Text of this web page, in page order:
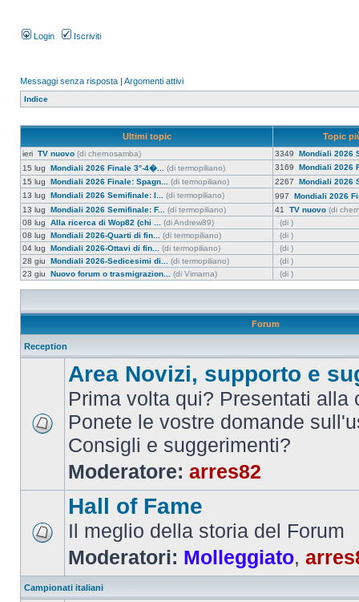
Login Iscriviti
Messaggi senza risposta | Argomenti attivi
Indice
Ultimi topic Topic
ieri TV nuovo (di chernosamba) 3349 Mondiali 2026
15 lug Mondiali 2026 Finale 3°-4�... (di termopiliano) 3169 Mondiali 2026
15 lug Mondiali 2026 Finale: Spagn... (di termopiliano) 2267 Mondiali 2026
13 lug Mondiali 2026 Semifinale: I... (di termopiliano) 997 Mondiali 2026
13 lug Mondiali 2026 Semifinale: F... (di termopiliano) 41 TV nuovo (di
08 lug Alla ricerca di Wop82 (chi ... (di Andrew89)
(di )
08 lug Mondiali 2026-Quarti di fin... (di termopiliano)
(di )
04 lug Mondiali 2026-Ottavi di fin... (di termopiliano)
(di )
28 giu Mondiali 2026-Sedicesimi di... (di termopiliano)
(di )
23 giu Nuovo forum o trasmigrazion... (di Vimarna) (di )
Forum
Reception
Area Novizi, supporto e
Prima volta qui? Presentati alla
Ponete le vostre domande
Consigli e suggerimenti?
Moderatore: arres82
Hall of Fame
Il meglio della storia del Forum
Moderatori: Molleggiato,
Campionati italiani